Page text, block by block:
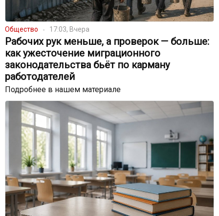
Общество 17:03, Вчера
Рабочих рук меньше, а проверок — больше:
как ужесточение миграционного
законодательства бьёт по карману
работодателей
Подробнее в нашем материале